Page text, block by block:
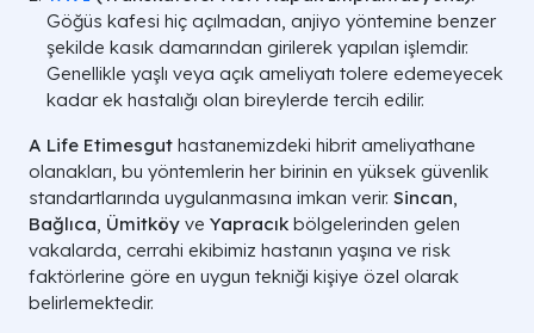
Göğüs kafesi hiç açılmadan, anjiyo yöntemine benzer
şekilde kasık damarından girilerek yapılan işlemdir.
Genellikle yaşlı veya açık ameliyatı tolere edemeyecek
kadar ek hastalığı olan bireylerde tercih edilir.
A Life Etimesgut hastanemizdeki hibrit ameliyathane
olanakları, bu yöntemlerin her birinin en yüksek güvenlik
standartlarında uygulanmasına imkan verir. Sincan,
Bağlıca, Ümitköy ve Yapracık bölgelerinden gelen
vakalarda, cerrahi ekibimiz hastanın yaşına ve risk
faktörlerine göre en uygun tekniği kişiye özel olarak
belirlemektedir.